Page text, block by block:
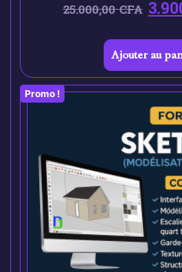
25.000,00CFA
Ajouter au
Promo !